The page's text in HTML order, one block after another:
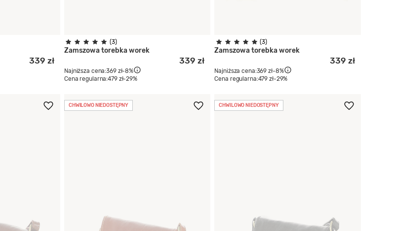
339 zł
(3)
Zamszowa torebka worek
339 zł
Najniższa cena:369 zł-8%
Cena regularna:479 zł-29%
(3)
Zamszowa torebka worek
339 zł
Najniższa cena:369 zł-8%
Cena regularna:479 zł-29%
CHWILOWO NIEDOSTĘPNY CHWILOWO NIEDOSTĘPNY